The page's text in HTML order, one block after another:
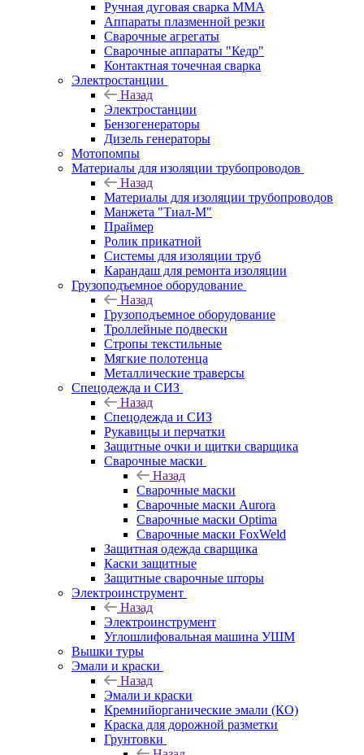
Ручная дуговая сварка ММА
Аппараты плазменной резки
Сварочные агрегаты
Сварочные аппараты "Кедр"
Контактная точечная сварка
Электростанции
Назад
Электростанции
Бензогенераторы
Дизель генераторы
Мотопомпы
Материалы для изоляции трубопроводов
Назад
Материалы для изоляции трубопроводов
Манжета "Тиал-М"
Праймер
Ролик прикатной
Системы для изоляции труб
Карандаш для ремонта изоляции
Грузоподъемное оборудование
Назад
Грузоподъемное оборудование
Троллейные подвески
Стропы текстильные
Мягкие полотенца
Металлические траверсы
Спецодежда и СИЗ
Назад
Спецодежда и СИЗ
Рукавицы и перчатки
Защитные очки и щитки сварщика
Сварочные маски
Назад
Сварочные маски
Сварочные маски Aurora
Сварочные маски Optima
Сварочные маски FoxWeld
Защитная одежда сварщика
Каски защитные
Защитные сварочные шторы
Электроинструмент
Назад
Электроинструмент
Углошлифовальная машина УШМ
Вышки туры
Эмали и краски
Назад
Эмали и краски
Кремнийорганические эмали (КО)
Краска для дорожной разметки
Грунтовки